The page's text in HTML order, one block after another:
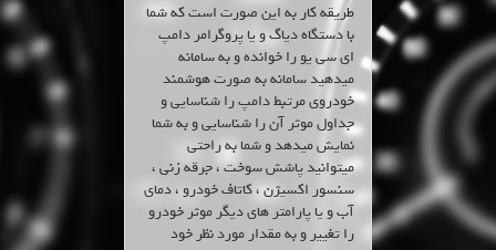
طریقه کار به این صورت است که شما
با دستگاه دیاگ و یا پروگرامر دامپ
ای سی یو را خوانده و به سامانه
میدهید سامانه به صورت هوشمند
خودروی مرتبط دامپ را شناسایی و
جداول موثر آن را شناسایی و به شما
نمایش میدهد و شما به راحتی
میتوانید پاشش سوخت ، جرقه زنی ،
سنسور اکسیژن ، کاتاف خودرو ، دمای
آب و یا پارامتر های دیگر موثر خودرو
را تغییر و به مقدار مورد نظر خود